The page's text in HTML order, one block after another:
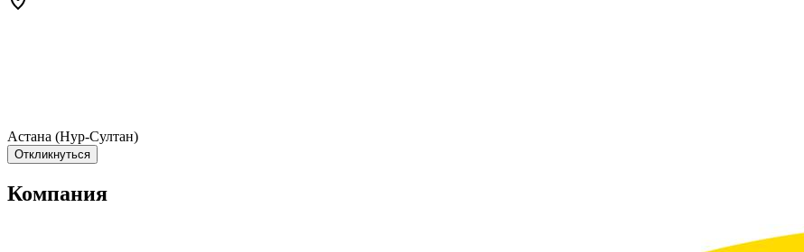
Астана (Нур-Султан)
Откликнуться
Компания